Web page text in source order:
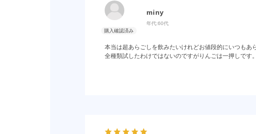
miny
年代:60代
本当は超あらごしを飲みたいけれどお値段的にいつもあ
全種類試したわけではないのですがりんごは一押しです。